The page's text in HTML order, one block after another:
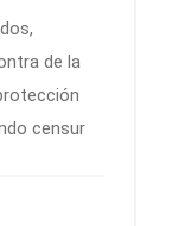
de la
censur